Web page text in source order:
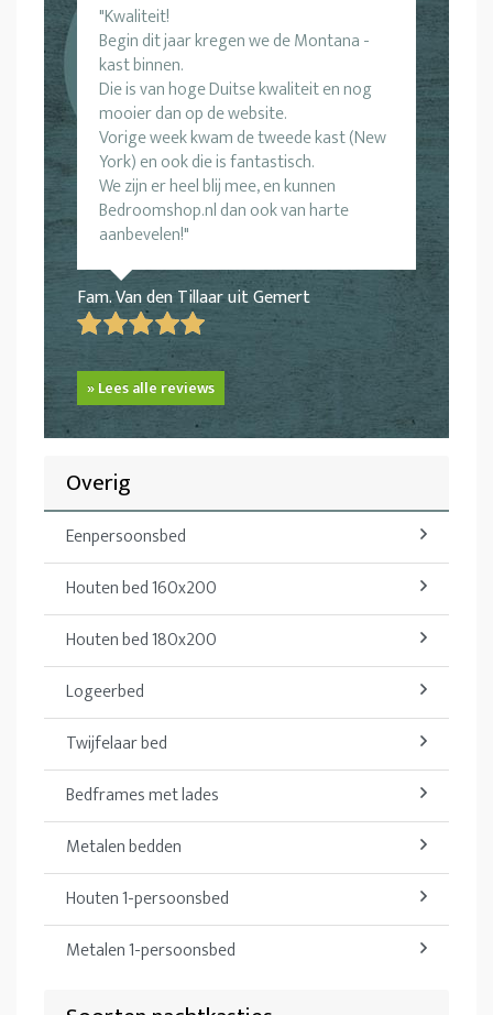
Kwaliteit!
Begin dit jaar kregen we de Montana -
kast binnen.
Die is van hoge Duitse kwaliteit en nog
mooier dan op de website.
Vorige week kwam de tweede kast (New
York) en ook die is fantastisch.
We zijn er heel blij mee, en kunnen
Bedroomshop.nl dan ook van harte
aanbevelen!
Fam. Van den Tillaar uit Gemert
» Lees alle reviews
Overig
Eenpersoonsbed
Houten bed 160x200
Houten bed 180x200
Logeerbed
Twijfelaar bed
Bedframes met lades
Metalen bedden
Houten 1-persoonsbed
Metalen 1-persoonsbed